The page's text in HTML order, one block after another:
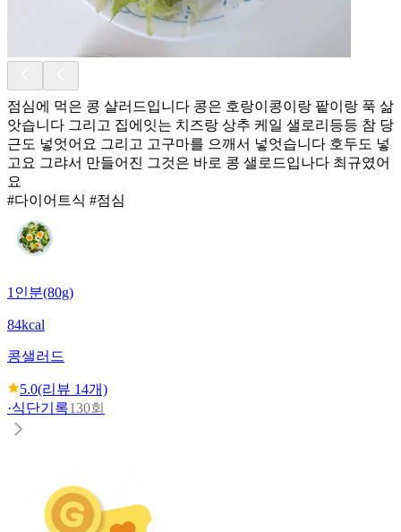
점심에 먹은 콩 샬러드입니다 콩은 호랑이콩이랑 팥이랑 푹 삶
앗습니다 그리고 집에잇는 치즈랑 상추 케일 샐로리등등 참 당
근도 넣엇어요 그리고 고구마를 으깨서 넣엇습니다 호두도 넣
고요 그랴서 만들어진 그것은 바로 콩 샐로드입나다 최규였어
요
#다이어트식 #점심
1인분(80g)
84kcal
콩샐러드
5.0(리뷰 14개)
·식단기록130회